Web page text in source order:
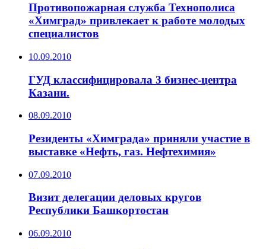
Противопожарная служба Технополиса
«Химград» привлекает к работе молодых
специалистов
10.09.2010
ГУД классифицировала 3 бизнес-центра
Казани.
08.09.2010
Резиденты «Химграда» приняли участие в
выставке «Нефть, газ. Нефтехимия»
07.09.2010
Визит делегации деловых кругов
Республики Башкортостан
06.09.2010